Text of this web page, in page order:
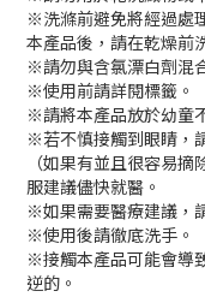
※洗滌前避免將經過處
本產品後，請在乾燥前
※請勿與含氯漂白劑混
※使用前請詳閱標籤。
※請將本產品放於幼童
※若不慎接觸到眼睛，
（如果有並且很容易
服建議儘快就醫。
※如果需要醫療建議，
※使用後請徹底洗手。
※接觸本產品可能會導
逆的。